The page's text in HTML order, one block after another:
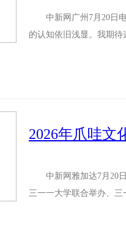
中新网广州7月20日电
的认知依旧浅显。我期
2026年爪哇文
中新网雅加达7月20日
三一一大学联合举办、